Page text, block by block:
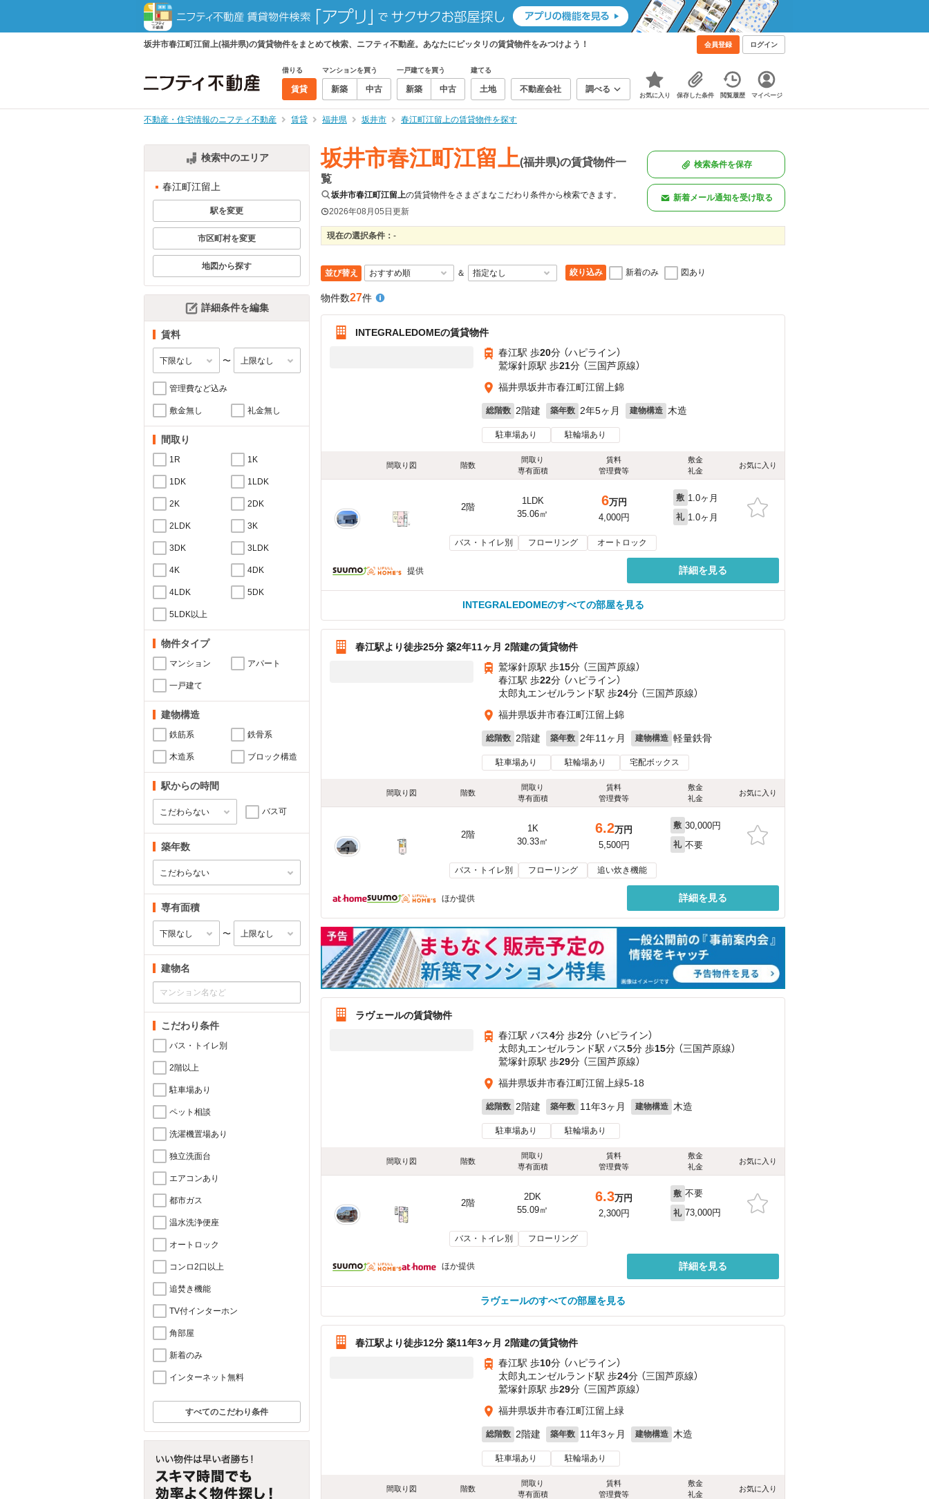
坂井市春江町江留上(福井県)の賃貸物件をまとめて検索、ニフティ不動産。あなたにピッタリの賃貸物件をみつけよう！ 会員登録 ログイン
借りる
賃貸
マンションを買う
新築 中古
一戸建てを買う
新築 中古
建てる
土地 不動産会社 調べる
お気に入り 保存した条件 閲覧履歴 マイページ
不動産・住宅情報のニフティ不動産 賃貸 福井県 坂井市 春江町江留上の賃貸物件を探す
検索中のエリア
春江町江留上
駅を変更
市区町村を変更
地図から探す
詳細条件を編集
賃料
〜
管理費など込み
敷金無し 礼金無し
間取り
1R 1K
1DK 1LDK
2K 2DK
2LDK 3K
3DK 3LDK
4K 4DK
4LDK 5DK
5LDK以上
物件タイプ
マンション アパート
一戸建て
建物構造
鉄筋系 鉄骨系
木造系 ブロック構造
駅からの時間
バス可
築年数
専有面積
〜
建物名
こだわり条件
バス・トイレ別
2階以上
駐車場あり
ペット相談
洗濯機置場あり
独立洗面台
エアコンあり
都市ガス
温水洗浄便座
オートロック
コンロ2口以上
追焚き機能
TV付インターホン
角部屋
新着のみ
インターネット無料
すべてのこだわり条件
坂井市春江町江留上(福井県)の賃貸物件一
覧
坂井市春江町江留上の賃貸物件をさまざまなこだわり条件から検索できます。
2026年08月05日更新
検索条件を保存
新着メール通知を受け取る
現在の選択条件： -
並び替え ＆ 絞り込み 新着のみ 図あり
物件数27件
INTEGRALEDOMEの賃貸物件
春江駅 歩20分 （ハピライン）
鷲塚針原駅 歩21分 （三国芦原線）
福井県坂井市春江町江留上錦
総階数 2階建 築年数 2年5ヶ月 建物構造 木造
駐車場あり 駐輪場あり
間取り図 階数
間取り
専有面積
賃料
管理費等
敷金
礼金
お気に入り
2階
1LDK
35.06㎡
6万円
4,000円
敷 1.0ヶ月
礼 1.0ヶ月
バス・トイレ別 フローリング オートロック
提供 詳細を見る
INTEGRALEDOMEのすべての部屋を見る
春江駅より徒歩25分 築2年11ヶ月 2階建の賃貸物件
鷲塚針原駅 歩15分 （三国芦原線）
春江駅 歩22分 （ハピライン）
太郎丸エンゼルランド駅 歩24分 （三国芦原線）
福井県坂井市春江町江留上錦
総階数 2階建 築年数 2年11ヶ月 建物構造 軽量鉄骨
駐車場あり 駐輪場あり 宅配ボックス
間取り図 階数
間取り
専有面積
賃料
管理費等
敷金
礼金
お気に入り
2階
1K
30.33㎡
6.2万円
5,500円
敷 30,000円
礼 不要
バス・トイレ別 フローリング 追い炊き機能
ほか提供 詳細を見る
ラヴェールの賃貸物件
春江駅 バス4分 歩2分 （ハピライン）
太郎丸エンゼルランド駅 バス5分 歩15分 （三国芦原線）
鷲塚針原駅 歩29分 （三国芦原線）
福井県坂井市春江町江留上緑5-18
総階数 2階建 築年数 11年3ヶ月 建物構造 木造
駐車場あり 駐輪場あり
間取り図 階数
間取り
専有面積
賃料
管理費等
敷金
礼金
お気に入り
2階
2DK
55.09㎡
6.3万円
2,300円
敷 不要
礼 73,000円
バス・トイレ別 フローリング
ほか提供 詳細を見る
ラヴェールのすべての部屋を見る
春江駅より徒歩12分 築11年3ヶ月 2階建の賃貸物件
春江駅 歩10分 （ハピライン）
太郎丸エンゼルランド駅 歩24分 （三国芦原線）
鷲塚針原駅 歩29分 （三国芦原線）
福井県坂井市春江町江留上緑
総階数 2階建 築年数 11年3ヶ月 建物構造 木造
駐車場あり 駐輪場あり
間取り図 階数
間取り
専有面積
賃料
管理費等
敷金
礼金
お気に入り